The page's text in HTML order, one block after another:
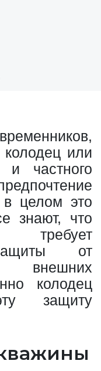
или
частного
в целом это
знают, что
требует
от
внешних
колодец
защиту